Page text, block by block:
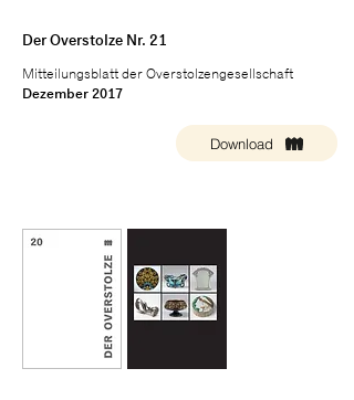
Der Overstolze Nr. 21
Mitteilungsblatt der Overstolzengesellschaft
Dezember 2017
Download